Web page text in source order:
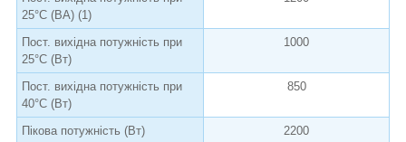
25°C (ВА) (1)
Пост. вихідна потужність при
25°C (Вт)
1000
Пост. вихідна потужність при
40°C (Вт)
850
Пікова потужність (Вт)
2200